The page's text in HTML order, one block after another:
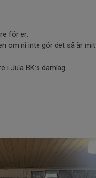
för er.
om ni inte gör det så är
i Jula BK:s damlag....